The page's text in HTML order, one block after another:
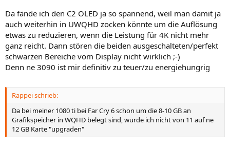
Da fände ich den C2 OLED ja so spannend, weil man damit ja
auch weiterhin in UWQHD zocken könnte um die Auflösung
etwas zu reduzieren, wenn die Leistung für 4K nicht mehr
ganz reicht. Dann stören die beiden ausgeschalteten/perfekt
schwarzen Bereiche vom Display nicht wirklich ;-)
Denn ne 3090 ist mir definitiv zu teuer/zu energiehungrig
Rappei schrieb:
Da bei meiner 1080 ti bei Far Cry 6 schon um die 8-10 GB an
Grafikspeicher in WQHD belegt sind, würde ich nicht von 11 auf ne
12 GB Karte "upgraden"